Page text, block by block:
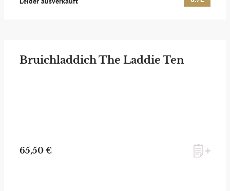
Bruichladdich The Laddie Ten
65,50 €